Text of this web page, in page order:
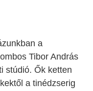
a
Tibor András
stúdió. Ők ketten
a tinédzserig